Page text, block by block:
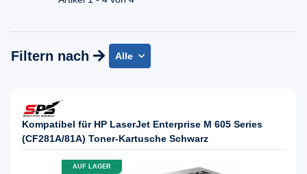
Mo - Fr. 08.00 - 16:30 Uhr
Filtern nach Alle
Kompatibel für HP LaserJet Enterprise M 605 Series
(CF281A/81A) Toner-Kartusche Schwarz
AUF LAGER